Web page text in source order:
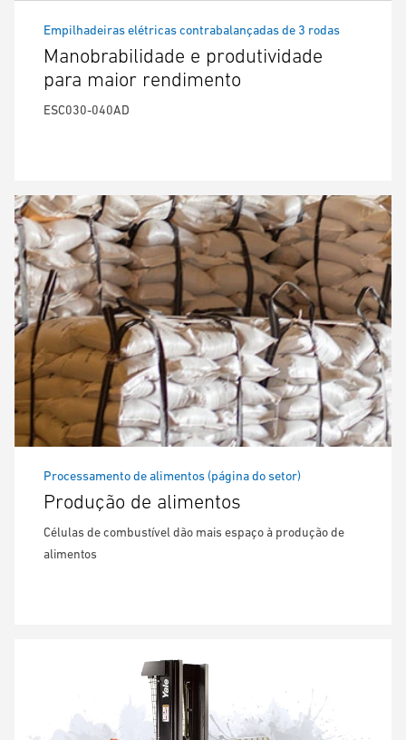
Empilhadeiras elétricas contrabalançadas de 3 rodas
Manobrabilidade e produtividade
para maior rendimento
ESC030-040AD
Processamento de alimentos (página do setor)
Produção de alimentos
Células de combustível dão mais espaço à produção de
alimentos